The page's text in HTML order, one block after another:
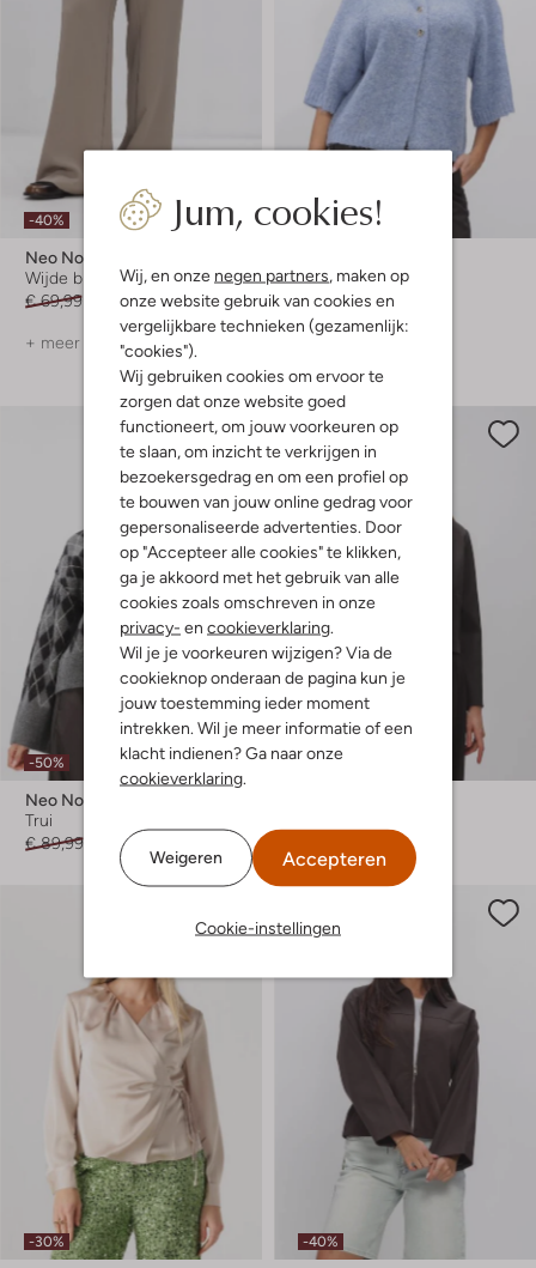
Jum, cookies!
Wij, en onze negen partners , maken op
onze website gebruik van cookies en
vergelijkbare technieken (gezamenlijk:
"cookies").
Wij gebruiken cookies om ervoor te
zorgen dat onze website goed
functioneert, om jouw voorkeuren op
te slaan, om inzicht te verkrijgen in
bezoekersgedrag en om een profiel op
te bouwen van jouw online gedrag voor
gepersonaliseerde advertenties. Door
op "Accepteer alle cookies" te klikken,
ga je akkoord met het gebruik van alle
cookies zoals omschreven in onze
privacy- en cookieverklaring
Wil je je voorkeuren wijzigen? Via de
cookieknop onderaan de pagina kun je
jouw toestemming ieder moment
intrekken. Wil je meer informatie of een
klacht indienen? Ga naar onze
cookieverklaring
Weigeren Accepteren
Cookie-instellingen
-40%
Neo Noir
Wijde broek
€ 69,99
€ 41,99
+ meer kleuren
-20%
Trui
€ 69,99 € 55,99
-50%
Neo Noir
Trui
€ 89,99
€ 44,99
-20%
€ 71,99
-30% -40%